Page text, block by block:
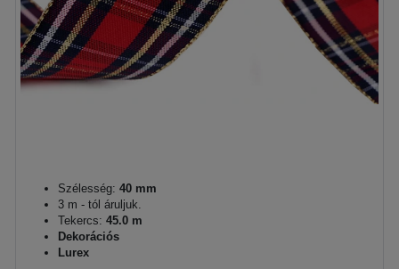
Szélesség: 40 mm
3 m - tól áruljuk.
Tekercs: 45.0 m
Dekorációs
Lurex